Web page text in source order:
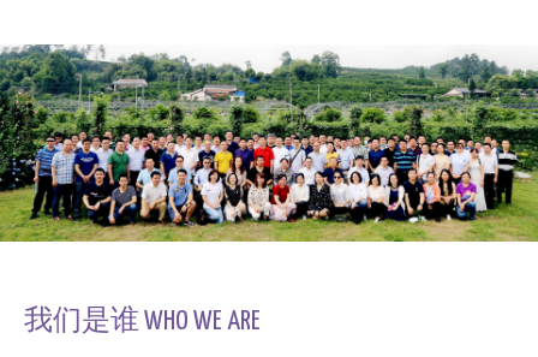
我们是谁 WHO WE ARE